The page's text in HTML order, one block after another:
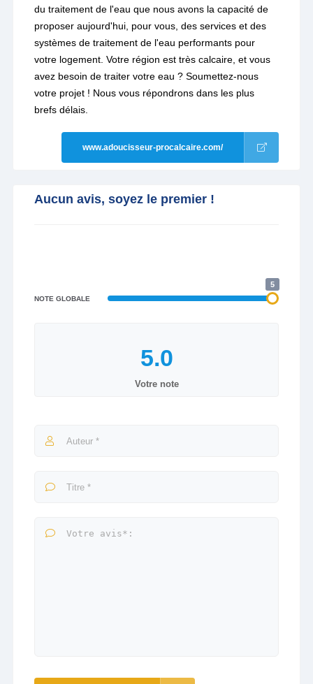
du traitement de l'eau que nous avons la capacité de
proposer aujourd'hui, pour vous, des services et des
systèmes de traitement de l'eau performants pour
votre logement. Votre région est très calcaire, et vous
avez besoin de traiter votre eau ? Soumettez-nous
votre projet ! Nous vous répondrons dans les plus
brefs délais.
www.adoucisseur-procalcaire.com/
Aucun avis, soyez le premier !
NOTE GLOBALE
5
Votre note